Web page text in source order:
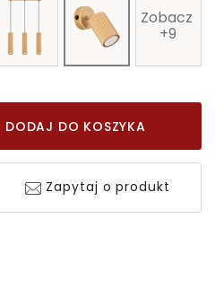
Zobacz
+9
DODAJ DO KOSZYKA
Zapytaj o produkt